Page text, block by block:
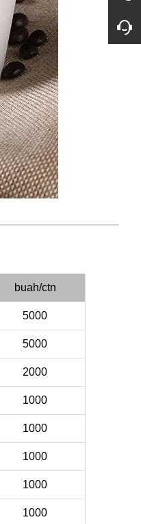
buah/ctn
5000
5000
2000
1000
1000
1000
1000
1000